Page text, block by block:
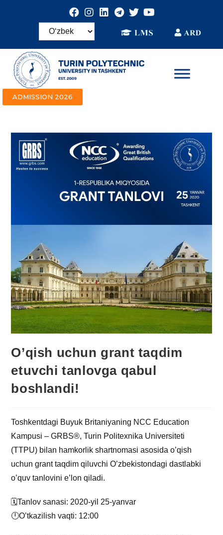
ADMISSION 2026
O’qish uchun grant taqdim
etuvchi tanlovga qabul
boshlandi!
Toshkentdagi Buyuk Britaniyaning NCC Education
Kampusi – GRBS®, Turin Politexnika Universiteti
(TTPU) bilan hamkorlik shartnomasi asosida o’qish
uchun grant taqdim qiluvchi O’zbekistondagi dastlabki
o’quv tanlovini e’lon qiladi.
🗓Tanlov sanasi: 2020-yil 25-yanvar
🕛O’tkazilish vaqti: 12:00